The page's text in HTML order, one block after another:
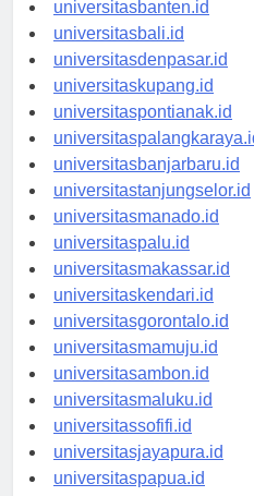
universitasbanten.id
universitasbali.id
universitasdenpasar.id
universitaskupang.id
universitaspontianak.id
universitaspalangkaraya.id
universitasbanjarbaru.id
universitastanjungselor.id
universitasmanado.id
universitaspalu.id
universitasmakassar.id
universitaskendari.id
universitasgorontalo.id
universitasmamuju.id
universitasambon.id
universitasmaluku.id
universitassofifi.id
universitasjayapura.id